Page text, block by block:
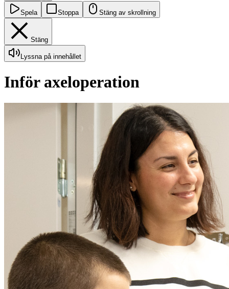
Spela Stoppa Stäng av skrollning
Stäng
Lyssna på innehållet
Inför axeloperation